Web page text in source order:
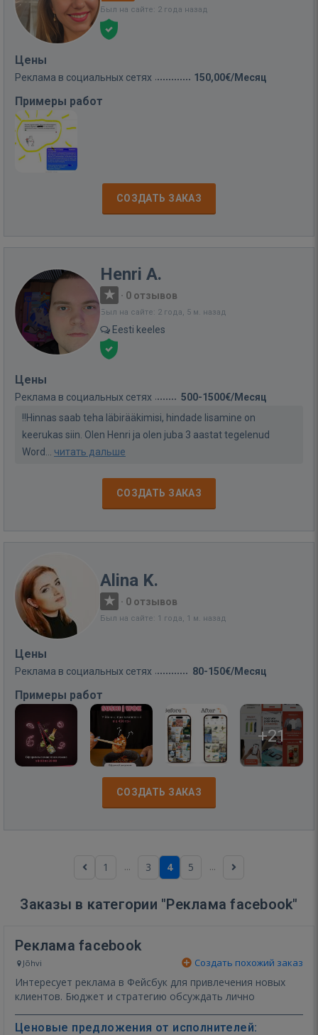
Был на сайте: 2 года назад
Цены
Реклама в социальных сетях 150,00€/Месяц
Примеры работ
СОЗДАТЬ ЗАКАЗ
Henri A.
· 0 отзывов
Был на сайте: 2 года, 5 м. назад
Eesti keeles
Цены
Реклама в социальных сетях
500-1500€/Месяц
!!Hinnas saab teha läbirääkimisi, hindade lisamine on
keerukas siin. Olen Henri ja olen juba 3 aastat tegelenud
Word... читать дальше
СОЗДАТЬ ЗАКАЗ
Alina K.
· 0 отзывов
Был на сайте: 1 года, 1 м. назад
Цены
Реклама в социальных сетях 80-150€/Месяц
Примеры работ
+21
СОЗДАТЬ ЗАКАЗ
1 ... 3 4 5 ...
Заказы в категории "Реклама facebook"
Реклама facebook
Jõhvi Создать похожий заказ
Интересует реклама в Фейсбук для привлечения новых
клиентов. Бюджет и стратегию обсуждать лично
Ценовые предложения от исполнителей: